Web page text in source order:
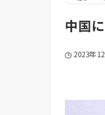
中国
2023年